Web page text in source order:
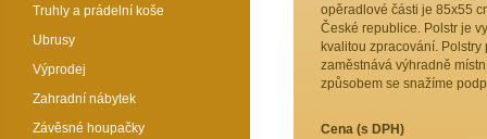
opěradlové části je 85x55
České republice. Polstr je
kvalitou zpracování. Polstry
zaměstnává výhradně
způsobem se snažíme
Cena (s DPH)
Truhly a prádelní koše
Ubrusy
Výprodej
Zahradní nábytek
Závěsné houpačky